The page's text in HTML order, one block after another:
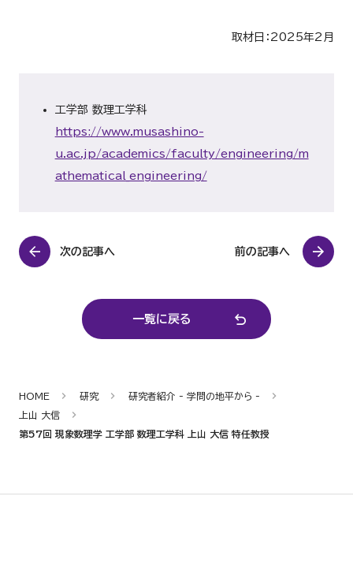
取材日：2025年2月
工学部 数理工学科
https://www.musashino-
u.ac.jp/academics/faculty/engineering/m
athematical_engineering/
次の記事へ 前の記事へ
一覧に戻る
HOME 研究
研究者紹介 - 学問の地平から -
上山 大信
第57回 現象数理学 工学部 数理工学科 上山 大信 特任教授